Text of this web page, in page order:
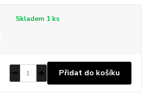
Skladem 1 ks
Přidat do košíku